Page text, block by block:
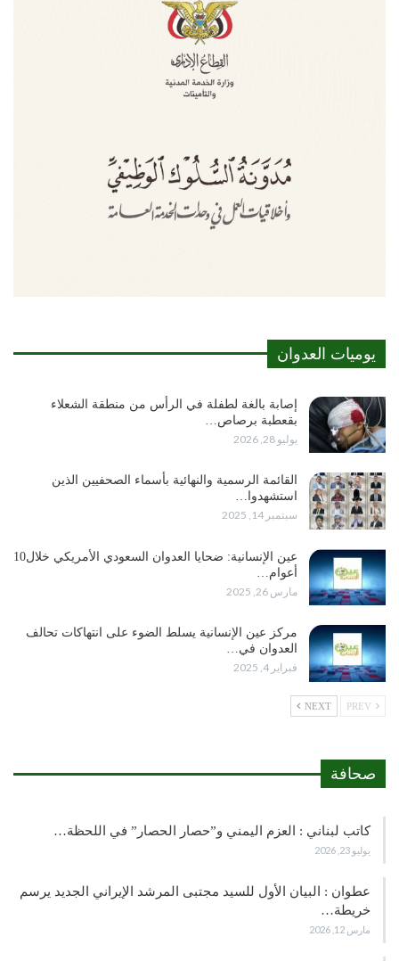
يوميات العدوان
إصابة بالغة لطفلة في الرأس من منطقة الشعلاء
بقعطبة برصاص…
يوليو 28, 2026
القائمة الرسمية والنهائية بأسماء الصحفيين الذين
استشهدوا…
سبتمبر 14, 2025
عين الإنسانية: ضحايا العدوان السعودي الأمريكي خلال10
أعوام…
مارس 26, 2025
مركز عين الإنسانية يسلط الضوء على انتهاكات تحالف
العدوان في…
فبراير 4, 2025
NEXT
صحافة
كاتب لبناني : العزم اليمني و”حصار الحصار” في اللحظة…
يوليو 23, 2026
عطوان : البيان الأول للسيد مجتبى المرشد الإيراني الجديد يرسم
خريطة…
مارس 12, 2026